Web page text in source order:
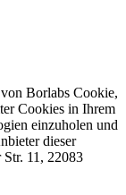
Borlabs Cookie,
Cookies in Ihrem
einzuholen und
dieser
11, 22083